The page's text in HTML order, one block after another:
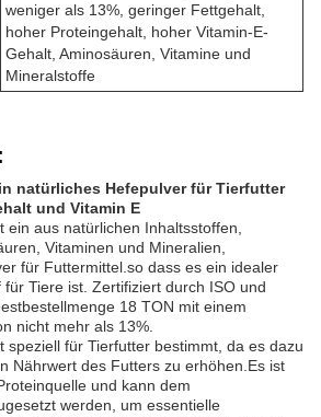
weniger als 13%, geringer Fettgehalt,
hoher Proteingehalt, hoher Vitamin-E-
Gehalt, Aminosäuren, Vitamine und
Mineralstoffe
natürliches Hefepulver für Tierfutter
und Vitamin E
ein aus natürlichen Inhaltsstoffen,
Vitaminen und Mineralien,
für Futtermittel.so dass es ein idealer
Tiere ist. Zertifiziert durch ISO und
18 TON mit einem
nicht mehr als 13%.
speziell für Tierfutter bestimmt, da es dazu
Nährwert des Futters zu erhöhen.Es ist
und kann dem
werden, um essentielle